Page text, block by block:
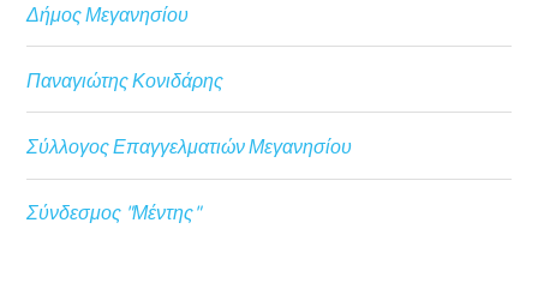
Δήμος Μεγανησίου
Παναγιώτης Κονιδάρης
Σύλλογος Επαγγελματιών Μεγανησίου
Σύνδεσμος "Μέντης"